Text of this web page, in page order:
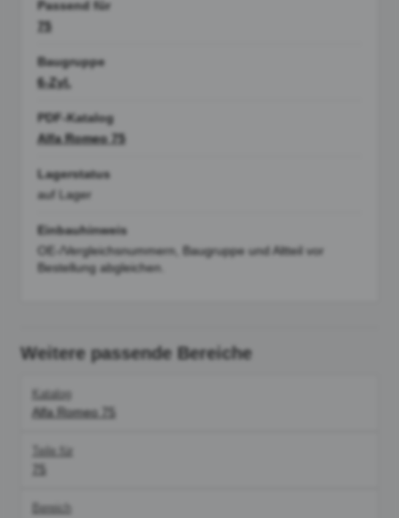
Passend für
75
Baugruppe
6-Zyl.
PDF-Katalog
Alfa Romeo 75
Lagerstatus
auf Lager
Einbauhinweis
OE-/Vergleichsnummern, Baugruppe und Altteil vor
Bestellung abgleichen.
Weitere passende Bereiche
Katalog
Alfa Romeo 75
Teile für
Bereich